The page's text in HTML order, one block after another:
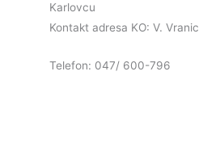
Karlovcu
Kontakt adresa KO: V.
Telefon: 047/ 600-796